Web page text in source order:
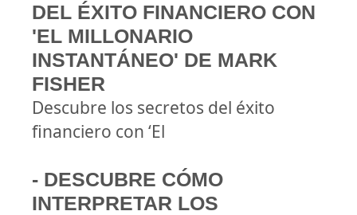
DEL ÉXITO FINANCIERO CON
'EL MILLONARIO
INSTANTÁNEO' DE MARK
FISHER
Descubre los secretos del éxito
financiero con ‘El
- DESCUBRE CÓMO
INTERPRETAR LOS